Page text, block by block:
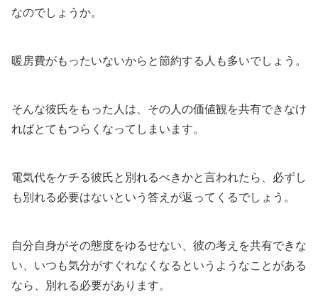
なのでしょうか。
暖房費がもったいないからと節約する人も多いでしょう。
そんな彼氏をもった人は、その人の価値観を共有できなけ
ればとてもつらくなってしまいます。
電気代をケチる彼氏と別れるべきかと言われたら、必ずし
も別れる必要はないという答えが返ってくるでしょう。
自分自身がその態度をゆるせない、彼の考えを共有できな
い、いつも気分がすぐれなくなるというようなことがある
なら、別れる必要があります。